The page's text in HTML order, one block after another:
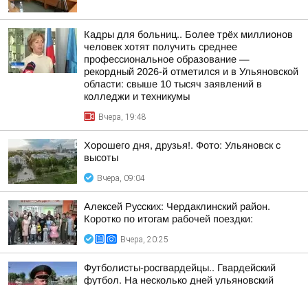
Кадры для больниц.. Более трёх миллионов
человек хотят получить среднее
профессиональное образование —
рекордный 2026-й отметился и в Ульяновской
области: свыше 10 тысяч заявлений в
колледжи и техникумы
Вчера, 19:48
Хорошего дня, друзья!. Фото: Ульяновск с
высоты
Вчера, 09:04
Алексей Русских: Чердаклинский район.
Коротко по итогам рабочей поездки:
Вчера, 20:25
Футболисты-росгвардейцы.. Гвардейский
футбол. На несколько дней ульяновский